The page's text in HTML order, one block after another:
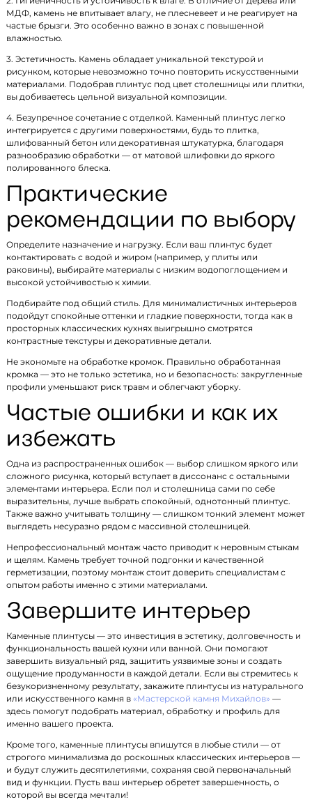
МДФ, камень не впитывает влагу, не плесневеет и не реагирует на
частые брызги. Это особенно важно в зонах с повышенной
влажностью.
3. Эстетичность. Камень обладает уникальной текстурой и
рисунком, которые невозможно точно повторить искусственными
материалами. Подобрав плинтус под цвет столешницы или плитки,
вы добиваетесь цельной визуальной композиции.
4. Безупречное сочетание с отделкой. Каменный плинтус легко
интегрируется с другими поверхностями, будь то плитка,
шлифованный бетон или декоративная штукатурка, благодаря
разнообразию обработки — от матовой шлифовки до яркого
полированного блеска.
Практические
рекомендации по выбору
Определите назначение и нагрузку. Если ваш плинтус будет
контактировать с водой и жиром (например, у плиты или
раковины), выбирайте материалы с низким водопоглощением и
высокой устойчивостью к химии.
Подбирайте под общий стиль. Для минималистичных интерьеров
подойдут спокойные оттенки и гладкие поверхности, тогда как в
просторных классических кухнях выигрышно смотрятся
контрастные текстуры и декоративные детали.
Не экономьте на обработке кромок. Правильно обработанная
кромка — это не только эстетика, но и безопасность: закругленные
профили уменьшают риск травм и облегчают уборку.
Частые ошибки и как их
избежать
Одна из распространенных ошибок — выбор слишком яркого или
сложного рисунка, который вступает в диссонанс с остальными
элементами интерьера. Если пол и столешница сами по себе
выразительны, лучше выбрать спокойный, однотонный плинтус.
Также важно учитывать толщину — слишком тонкий элемент может
выглядеть несуразно рядом с массивной столешницей.
Непрофессиональный монтаж часто приводит к неровным стыкам
и щелям. Камень требует точной подгонки и качественной
герметизации, поэтому монтаж стоит доверить специалистам с
опытом работы именно с этими материалами.
Завершите интерьер
Каменные плинтусы — это инвестиция в эстетику, долговечность и
функциональность вашей кухни или ванной. Они помогают
завершить визуальный ряд, защитить уязвимые зоны и создать
ощущение продуманности в каждой детали. Если вы стремитесь к
безукоризненному результату, закажите плинтусы из натурального
или искусственного камня в «Мастерской камня Михайлов» —
здесь помогут подобрать материал, обработку и профиль для
именно вашего проекта.
Кроме того, каменные плинтусы впишутся в любые стили — от
строгого минимализма до роскошных классических интерьеров —
и будут служить десятилетиями, сохраняя свой первоначальный
вид и функции. Пусть ваш интерьер обретет завершенность, о
которой вы всегда мечтали!